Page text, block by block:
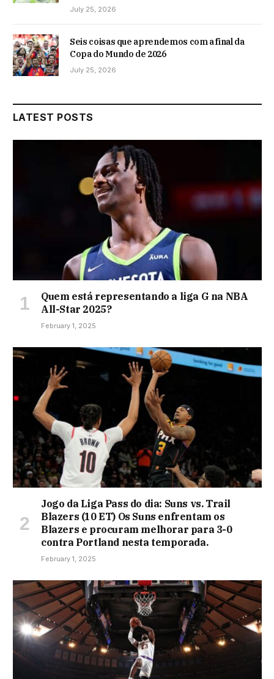
July 25, 2026
Seis coisas que aprendemos com a final da
Copa do Mundo de 2026
July 25, 2026
LATEST POSTS
Quem está representando a liga G na NBA
All-Star 2025?
February 1, 2025
Jogo da Liga Pass do dia: Suns vs. Trail
Blazers (10 ET) Os Suns enfrentam os
Blazers e procuram melhorar para 3-0
contra Portland nesta temporada.
February 1, 2025